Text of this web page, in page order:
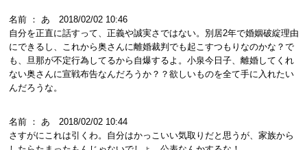
名前 ： あ 2018/02/02 10:46
自分を正直に話すって、正義や誠実さではない。別居2年で婚姻破綻理由
にできるし、これから奥さんに離婚裁判でも起こすつもりなのかな？で
も、旦那が不定行為してるから自爆するよ。小泉今日子、離婚してくれ
ない奥さんに宣戦布告なんだろうか？？欲しいものを全て手に入れたい
んだろうな。
名前 ： あ 2018/02/02 10:44
さすがにこれは引くわ。自分はかっこいい気取りだと思うが、家族から